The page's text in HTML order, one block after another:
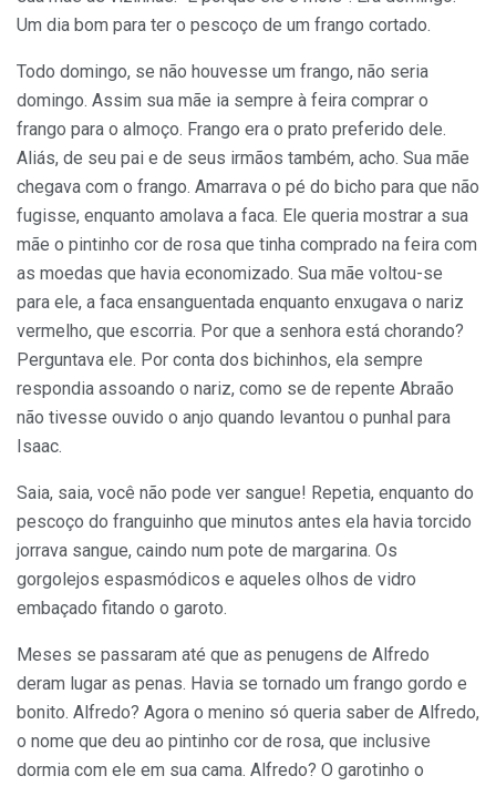
Um dia bom para ter o pescoço de um frango cortado.
Todo domingo, se não houvesse um frango, não seria
domingo. Assim sua mãe ia sempre à feira comprar o
frango para o almoço. Frango era o prato preferido dele.
Aliás, de seu pai e de seus irmãos também, acho. Sua mãe
chegava com o frango. Amarrava o pé do bicho para que não
fugisse, enquanto amolava a faca. Ele queria mostrar a sua
mãe o pintinho cor de rosa que tinha comprado na feira com
as moedas que havia economizado. Sua mãe voltou-se
para ele, a faca ensanguentada enquanto enxugava o nariz
vermelho, que escorria. Por que a senhora está chorando?
Perguntava ele. Por conta dos bichinhos, ela sempre
respondia assoando o nariz, como se de repente Abraão
não tivesse ouvido o anjo quando levantou o punhal para
Isaac.
Saia, saia, você não pode ver sangue! Repetia, enquanto do
pescoço do franguinho que minutos antes ela havia torcido
jorrava sangue, caindo num pote de margarina. Os
gorgolejos espasmódicos e aqueles olhos de vidro
embaçado fitando o garoto.
Meses se passaram até que as penugens de Alfredo
deram lugar as penas. Havia se tornado um frango gordo e
bonito. Alfredo? Agora o menino só queria saber de Alfredo,
o nome que deu ao pintinho cor de rosa, que inclusive
dormia com ele em sua cama. Alfredo? O garotinho o